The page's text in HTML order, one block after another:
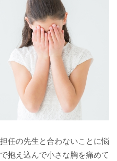
任の先生と合わないことに悩
抱え込んで小さな胸を痛めて